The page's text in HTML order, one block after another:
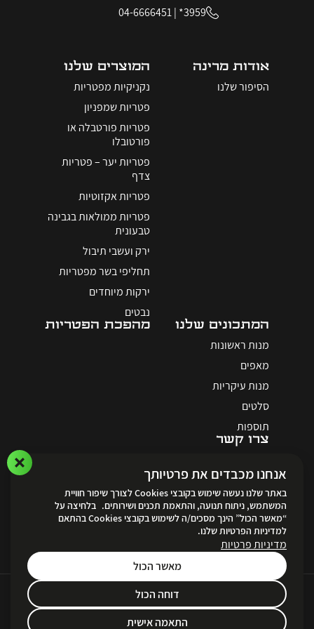
3959*
|
04-6666451
אודות מרינה
הסיפור שלנו
המוצרים שלנו
נקניקיות מפטריות
פטריות שמפניון
פטריות פורטבלה או
פורטובלו
פטריות יער – פטריות
צדף
פטריות אקזוטיות
פטריות ממולאות בגבינה
טבעונית
ירק ועשבי תיבול
תחליפי בשר מפטריות
ירקות מיוחדים
נבטים
המתכונים שלנו
מנות ראשונות
מאפים
מנות עיקריות
סלטים
תוספות
מהפכת הפטריות
צרו קשר
לאתר ההזמנות
Created byUnika Digital
תקנון ותנאי שימוש ופרטיות | הצהרת נגישות
אנחנו מכבדים את פרטיותך
באתר שלנו נעשה שימוש בקובצי Cookies לצורך שיפור חוויית
המשתמש, ניתוח תנועה, והתאמת תכנים ושירותים. בלחיצה על
“מאשר הכול” הינך מסכים/ה לשימוש בקובצי Cookies בהתאם
למדיניות הפרטיות שלנו.
מדיניות פרטיות
מאשר הכול
דוחה הכול
התאמה אישית